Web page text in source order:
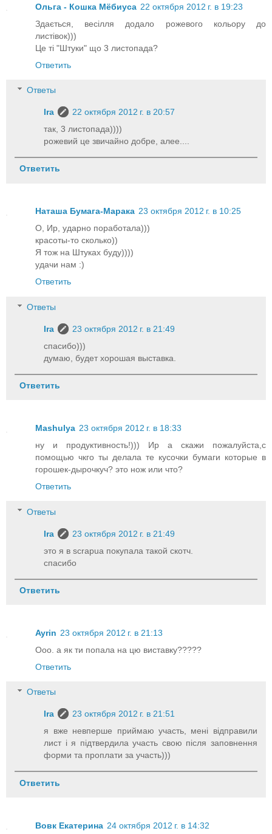
Ольга - Кошка Мёбиуса 22 октября 2012 г. в 19:23
Здається, весілля додало рожевого кольору до
листівок)))
Це ті "Штуки" що 3 листопада?
Ответить
Ответы
Ira
22 октября 2012 г. в 20:57
так, 3 листопада))))
рожевий це звичайно добре, алее....
Ответить
Наташа Бумага-Марака 23 октября 2012 г. в 10:25
О, Ир, ударно поработала)))
красоты-то сколько))
Я тож на Штуках буду))))
удачи нам :)
Ответить
Ответы
Ira
23 октября 2012 г. в 21:49
спасибо)))
думаю, будет хорошая выставка.
Ответить
Mashulya 23 октября 2012 г. в 18:33
ну и продуктивность!))) Ир а скажи пожалуйста,с
помощью чкго ты делала те кусочки бумаги которые в
горошек-дырочкуч? это нож или что?
Ответить
Ответы
Ira
23 октября 2012 г. в 21:49
это я в scrapua покупала такой скотч.
спасибо
Ответить
Ayrin 23 октября 2012 г. в 21:13
Ооо. а як ти попала на цю виставку?????
Ответить
Ответы
Ira
23 октября 2012 г. в 21:51
я вже невперше приймаю участь, мені відправили
лист і я підтвердила участь свою після заповнення
форми та проплати за участь)))
Ответить
Вовк Екатерина 24 октября 2012 г. в 14:32